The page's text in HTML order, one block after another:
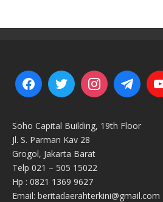
Soho Capital Building, 19th Floor
Jl. S. Parman Kav 28
Grogol, Jakarta Barat
Telp 021 – 505 15022
Hp : 0821 1369 9627
Email: beritadaerahterkini@gmail.com